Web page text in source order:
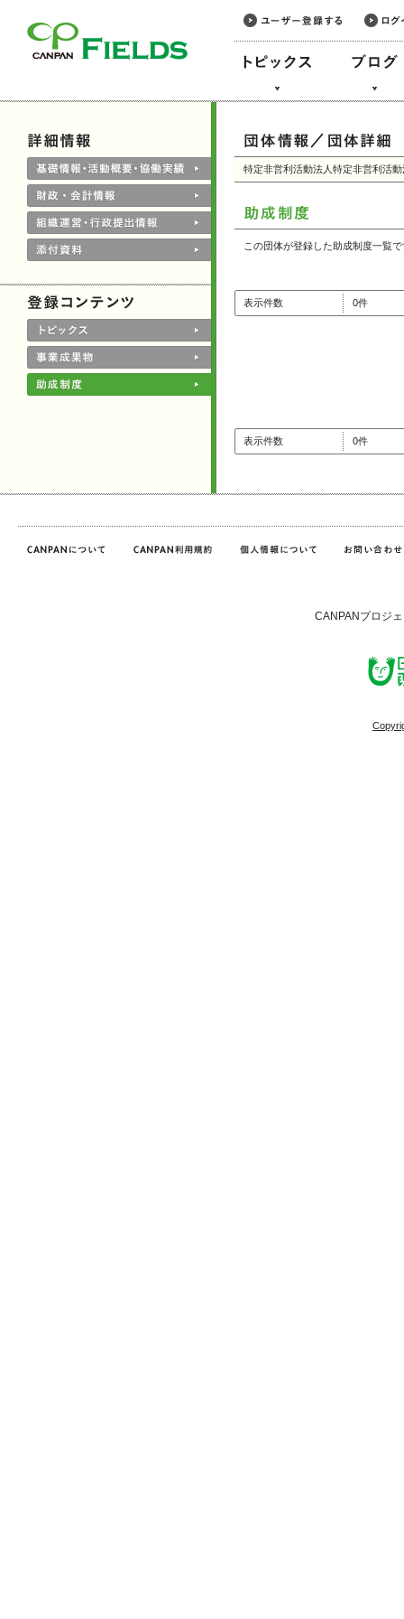
特定非営利活動法人特定非営利活
この団体が登録した助成制度一覧
表示件数 0件
表示件数 0件
CANPANプロジ